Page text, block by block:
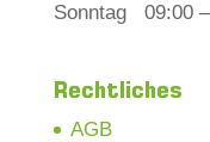
Sonntag 09:00
Rechtliches
AGB